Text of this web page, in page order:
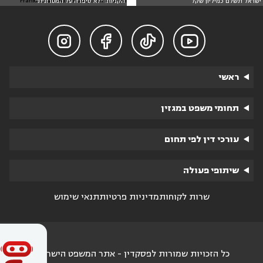




ראשי
תחומי משפט במגזין
עורכי דין לפי תחום
שיתופי פעולה
שרות לקוחותמדיניות פרטיותתנאי שימוש
כל הזכויות שמורות לפסקדין - אתר המשפט הישראלי